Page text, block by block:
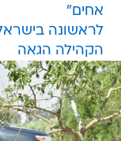
אחים"
לראשונה
הקהילה הגאה